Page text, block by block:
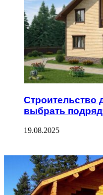
Строительство
выбрать
19.08.2025